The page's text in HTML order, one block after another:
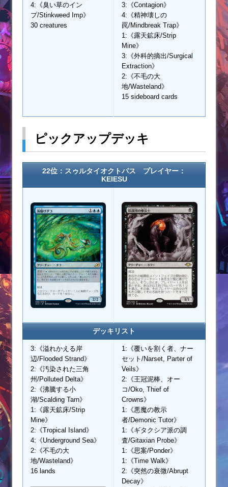
4:《臭い草のイン
プ/Stinkweed Imp》
30 creatures
3:《Contagion》
4:《精神壊しの
罠/Mindbreak Trap》
1:《露天鉱床/Strip
Mine》
3:《外科的摘出/Surgical
Extraction》
2:《不毛の大
地/Wasteland》
15 sideboard cards
ピックアップデッキ
22位：スゥルタイオクトパス プレイヤー：
KEIESU
デッキリスト
3:《溢れかえる岸
辺/Flooded Strand》
2:《汚染された三角
州/Polluted Delta》
2:《沸騰する小
湖/Scalding Tarn》
1:《露天鉱床/Strip
Mine》
2:《Tropical Island》
4:《Underground Sea》
2:《不毛の大
地/Wasteland》
16 lands
1:《覆いを割く者、ナー
セット/Narset, Parter of
Veils》
2:《王冠泥棒、オー
コ/Oko, Thief of
Crowns》
1:《悪魔の教示
者/Demonic Tutor》
1:《ギタクシア派の調
査/Gitaxian Probe》
1:《思案/Ponder》
1:《Time Walk》
2:《突然の衰微/Abrupt
Decay》